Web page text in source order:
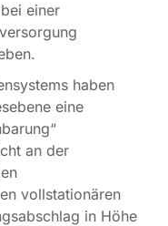
einer
haben
eine
an der
vollstationären
in Höhe